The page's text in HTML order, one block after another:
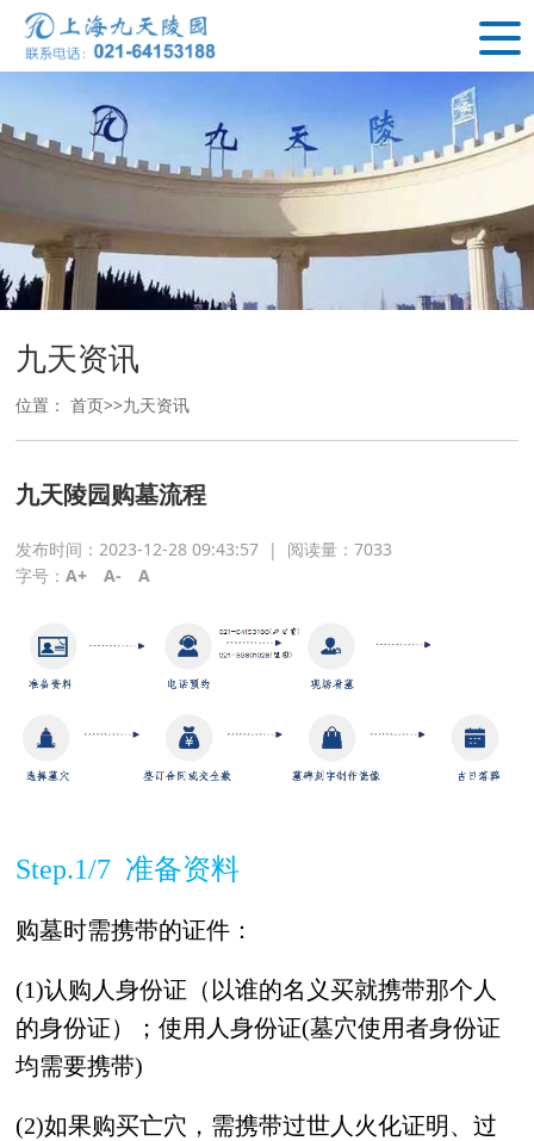
九天资讯
位置：首页>>九天资讯
九天陵园购墓流程
发布时间：2023-12-28 09:43:57 | 阅读量：7033
字号：A+ A- A
Step.1/7 准备资料
购墓时需携带的证件：
(1)认购人身份证（以谁的名义买就携带那个人
的身份证）；使用人身份证(墓穴使用者身份证
均需要携带)
(2)如果购买亡穴，需携带过世人火化证明、过